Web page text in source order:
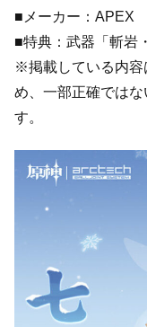
■メーカー：APEX
■特典：武器「斬岩
※掲載している内容
め、一部正確では
す。